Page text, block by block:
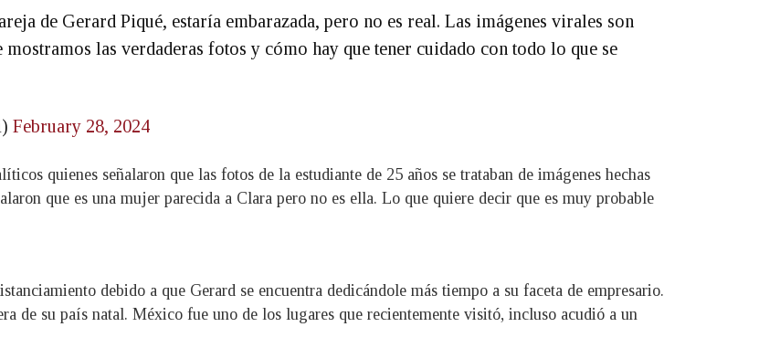
de Gerard Piqué, estaría embarazada, pero no es real. Las imágenes virales son
las verdaderas fotos y cómo hay que tener cuidado con todo lo que se
February 28, 2024
quienes señalaron que las fotos de la estudiante de 25 años se trataban de imágenes hechas
que es una mujer parecida a Clara pero no es ella. Lo que quiere decir que es muy probable
debido a que Gerard se encuentra dedicándole más tiempo a su faceta de empresario.
de su país natal. México fue uno de los lugares que recientemente visitó, incluso acudió a un